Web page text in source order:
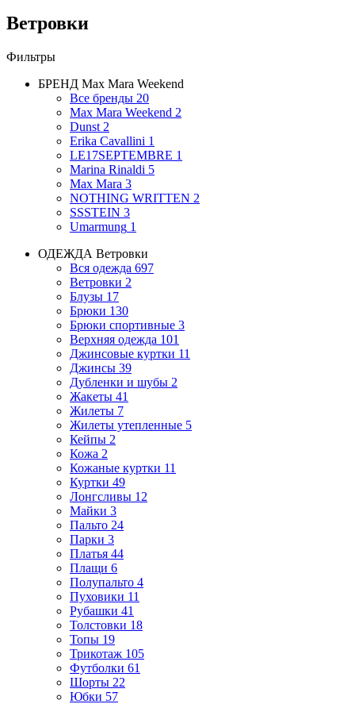
Ветровки
Фильтры
БРЕНД Max Mara Weekend
Все бренды 20
Max Mara Weekend 2
Dunst 2
Erika Cavallini 1
LE17SEPTEMBRE 1
Marina Rinaldi 5
Max Mara 3
NOTHING WRITTEN 2
SSSTEIN 3
Umarmung 1
ОДЕЖДА Ветровки
Вся одежда 697
Ветровки 2
Блузы 17
Брюки 130
Брюки спортивные 3
Верхняя одежда 101
Джинсовые куртки 11
Джинсы 39
Дубленки и шубы 2
Жакеты 41
Жилеты 7
Жилеты утепленные 5
Кейпы 2
Кожа 2
Кожаные куртки 11
Куртки 49
Лонгсливы 12
Майки 3
Пальто 24
Парки 3
Платья 44
Плащи 6
Полупальто 4
Пуховики 11
Рубашки 41
Толстовки 18
Топы 19
Трикотаж 105
Футболки 61
Шорты 22
Юбки 57